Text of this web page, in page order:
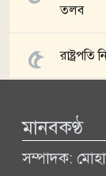
তলব
মানবকণ্ঠ
সম্পাদক: